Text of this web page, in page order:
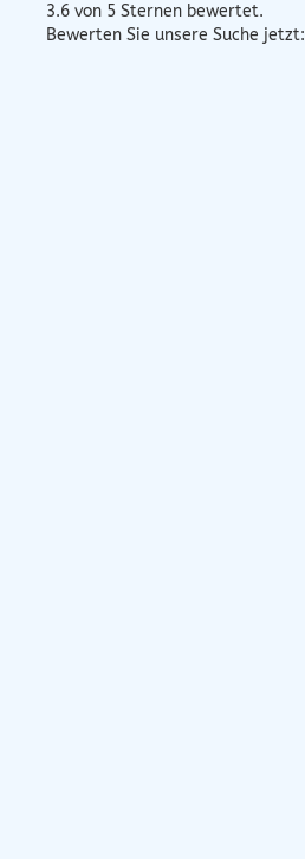
3.6 von 5 Sternen bewertet.
Bewerten Sie unsere Suche jetzt: